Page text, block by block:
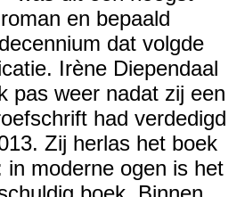
en bepaald
dat volgde
Irène Diependaal
pas weer nadat zij een
had verdedigd
Zij herlas het boek
in moderne ogen is het